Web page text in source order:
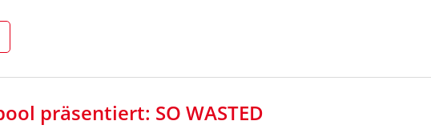
präsentiert: SO WASTED